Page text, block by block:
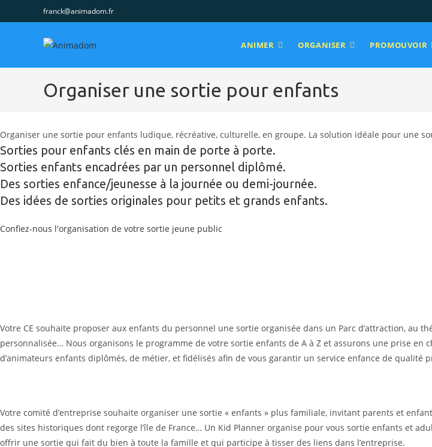
to
franck@animadom.fr
ANIMER ORGANISER PROMOUVOIR
Organiser une sortie pour enfants
Organiser une sortie pour enfants ludique, récréative, culturelle, en groupe. La solution idéale pour une
Sorties pour enfants clés en main de porte à porte.
Sorties enfants encadrées par un personnel diplômé.
Des sorties enfance/jeunesse à la journée ou demi-journée.
Des idées de sorties originales pour petits et grands enfants.
Confiez-nous l'organisation de votre sortie jeune public
Votre CE souhaite proposer aux enfants du personnel une sortie organisée dans un Parc d’attraction, au
personnalisée… Nous organisons le programme de votre sortie enfants de A à Z et assurons une prise
d’animateurs enfants diplômés, de métier, et fidélisés afin de vous garantir un service enfance de qualité
Votre comité d’entreprise souhaite organiser une sortie « enfants » plus familiale, invitant parents et
des sites historiques dont regorge l’île de France… Un Kid Planner organise pour vous sortie enfants et
offrir une sortie qui fait du bien à toute la famille et qui participe à tisser des liens dans l’entreprise.